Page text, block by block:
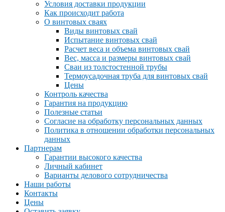
Условия доставки продукции
Как происходит работа
О винтовых сваях
Виды винтовых свай
Испытание винтовых свай
Расчет веса и объема винтовых свай
Вес, масса и размеры винтовых свай
Сваи из толстостенной трубы
Термоусадочная труба для винтовых свай
Цены
Контроль качества
Гарантия на продукцию
Полезные статьи
Согласие на обработку персональных данных
Политика в отношении обработки персональных
данных
Партнерам
Гарантии высокого качества
Личный кабинет
Варианты делового сотрудничества
Наши работы
Контакты
Цены